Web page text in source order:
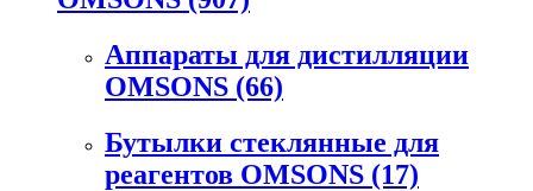
Аппараты для дистилляции
OMSONS (66)
Бутылки стеклянные для
реагентов OMSONS (17)